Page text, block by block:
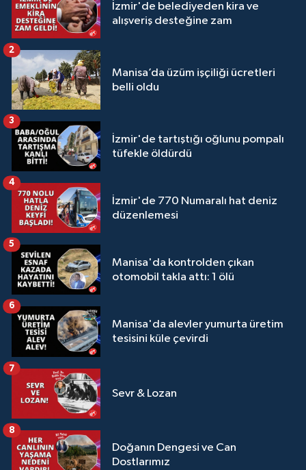
İzmir'de belediyeden kira ve
alışveriş desteğine zam
Manisa’da üzüm işçiliği ücretleri
belli oldu
2
İzmir'de tartıştığı oğlunu pompalı
tüfekle öldürdü
3
İzmir'de 770 Numaralı hat deniz
düzenlemesi
4
Manisa'da kontrolden çıkan
otomobil takla attı: 1 ölü
5
Manisa'da alevler yumurta üretim
tesisini küle çevirdi
6
Sevr & Lozan
7
Doğanın Dengesi ve Can
Dostlarımız
8